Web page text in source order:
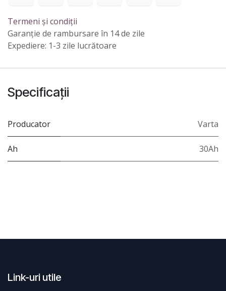
Termeni și condiții
Garanție de rambursare în 14 de zile
Expediere: 1-3 zile lucrătoare
Specificații
Producator Varta
Ah 30Ah
Link-uri utile